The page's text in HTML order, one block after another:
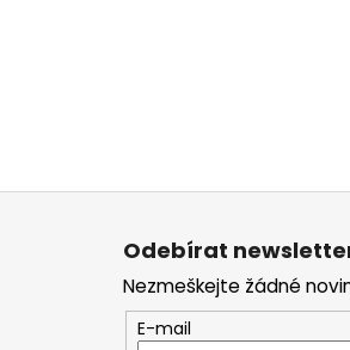
Z
Odebírat
Nezmeškejte žádné
E-mail